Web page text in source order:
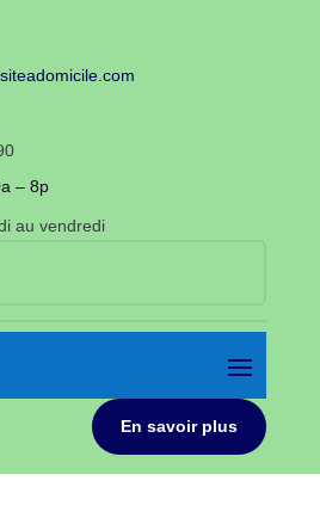
– 8p
au vendredi
En savoir plus